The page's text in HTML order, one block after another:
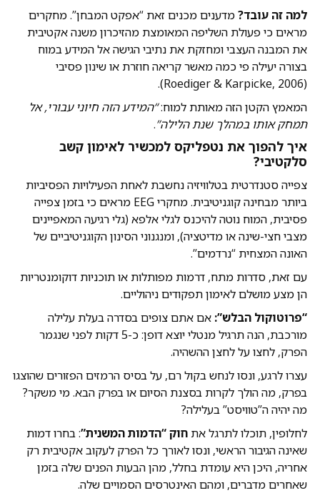
למה זה עובד?מדענים מכנים זאת “אפקט המבחן”. מחקרים
מראים כי פעולת השליפה המאומצת מהזיכרון משנה אקטיבית
את המבנה העצבי ומחזקת את נתיבי הגישה אל המידע במוח
בצורה יעילה פי כמה מאשר קריאה חוזרת או שינון פסיבי
(Roediger & Karpicke, 2006).
המאמץ הקטן הזה מאותת למוח:“המידע הזה חיוני עבורי, אל
תמחק אותו במהלך שנת הלילה”.
איך להפוך את נטפליקס למכשיר לאימון קשב
סלקטיבי?
צפייה סטנדרטית בטלוויזיה נחשבת לאחת הפעילויות הפסיביות
ביותר מבחינה קוגניטיבית. מחקרי EEG מראים כי בזמן צפייה
פסיבית, המוח נוטה להיכנס לגלי אלפא (גלי רגיעה המאפיינים
מצבי חצי-שינה או מדיטציה), ומנגנוני הסינון הקוגניטיביים של
האונה המצחית “נרדמים”.
עם זאת, סדרות מתח, דרמות מפותלות או תוכניות דוקומנטריות
הן מצע מושלם לאימון תפקודים ניהוליים.
“פרוטוקול הבלש”: אם אתם צופים בסדרה בעלת עלילה
מורכבת, הנה תרגיל מנטלי יוצא דופן: כ-5 דקות לפני שנגמר
הפרק, לחצו על לחצן ההשהיה.
עצרו לרגע, ונסו לנחש בקול רם, על בסיס הרמזים הפזורים שהוצגו
בפרק, מה הולך לקרות בסצנת הסיום או בפרק הבא. מי משקר?
מה יהיה ה”טוויסט” בעלילה?
לחלופין, תוכלו לתרגל את חוק “הדמות המשנית”: בחרו דמות
שאינה הגיבור הראשי, ונסו לאורך כל הפרק לעקוב אקטיבית רק
אחריה, היכן היא עומדת בחלל, מהן הבעות הפנים שלה בזמן
שאחרים מדברים, ומהם האינטרסים הסמויים שלה.